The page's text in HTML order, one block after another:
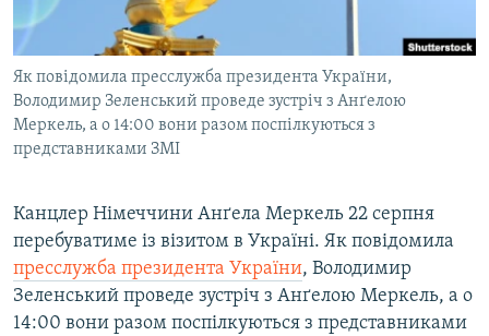
СПЕЦПРОЄКТИ
ПОДКАСТИ
КРИМ РЕАЛІЇ
РУС
КТАТ
ДОЛУЧАЙСЯ!
Як повідомила пресслужба президента України,
Володимир Зеленський проведе зустріч з Анґелою
Меркель, а о 14:00 вони разом поспілкуються з
представниками ЗМІ
Канцлер Німеччини Анґела Меркель 22 серпня
перебуватиме із візитом в Україні. Як повідомила
пресслужба президента України, Володимир
Зеленський проведе зустріч з Анґелою Меркель, а о
14:00 вони разом поспілкуються з представниками